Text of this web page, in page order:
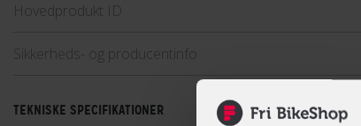
Hovedprodukt ID
Sikkerheds- og producentinfo
TEKNISKE SPECIFIKATIONER